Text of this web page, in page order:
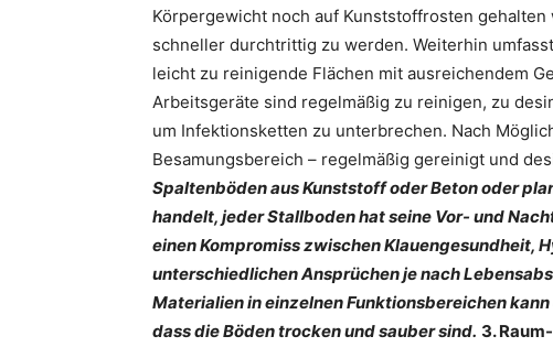
Körpergewicht noch auf Kunststoffrosten
schneller durchtrittig zu werden. Weiterhin
leicht zu reinigende Flächen mit ausreichendem
Arbeitsgeräte sind regelmäßig zu reinigen, zu
um Infektionsketten zu unterbrechen. Nach
Besamungsbereich – regelmäßig gereinigt und
Spaltenböden aus Kunststoff oder Beton oder
handelt, jeder Stallboden hat seine Vor- und
einen Kompromiss zwischen Klauengesundheit,
unterschiedlichen Ansprüchen je nach
Materialien in einzelnen Funktionsbereichen
dass die Böden trocken und sauber sind. 3.